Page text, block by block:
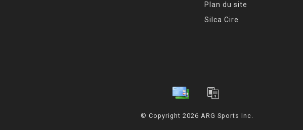
Plan du site
Silca Cire
© Copyright 2026 ARG Sports Inc.